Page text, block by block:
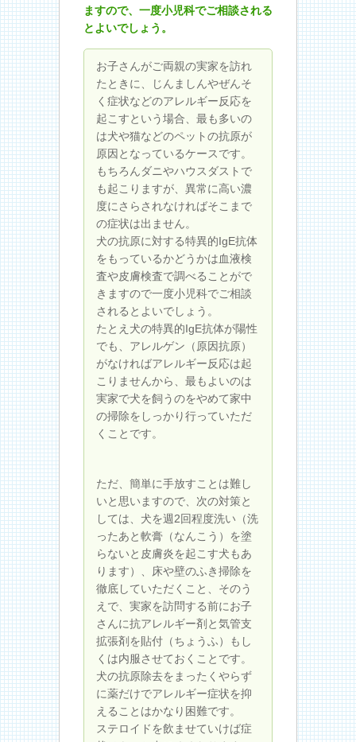
ますので、一度小児科でご相談される
とよいでしょう。
お子さんがご両親の実家を訪れ
たときに、じんましんやぜんそ
く症状などのアレルギー反応を
起こすという場合、最も多いの
は犬や猫などのペットの抗原が
原因となっているケースです。
もちろんダニやハウスダストで
も起こりますが、異常に高い濃
度にさらされなければそこまで
の症状は出ません。
犬の抗原に対する特異的IgE抗体
をもっているかどうかは血液検
査や皮膚検査で調べることがで
きますので一度小児科でご相談
されるとよいでしょう。
たとえ犬の特異的IgE抗体が陽性
でも、アレルゲン（原因抗原）
がなければアレルギー反応は起
こりませんから、最もよいのは
実家で犬を飼うのをやめて家中
の掃除をしっかり行っていただ
くことです。
ただ、簡単に手放すことは難し
いと思いますので、次の対策と
しては、犬を週2回程度洗い（洗
ったあと軟膏（なんこう）を塗
らないと皮膚炎を起こす犬もあ
ります）、床や壁のふき掃除を
徹底していただくこと、そのう
えで、実家を訪問する前にお子
さんに抗アレルギー剤と気管支
拡張剤を貼付（ちょうふ）もし
くは内服させておくことです。
犬の抗原除去をまったくやらず
に薬だけでアレルギー症状を抑
えることはかなり困難です。
ステロイドを飲ませていけば症